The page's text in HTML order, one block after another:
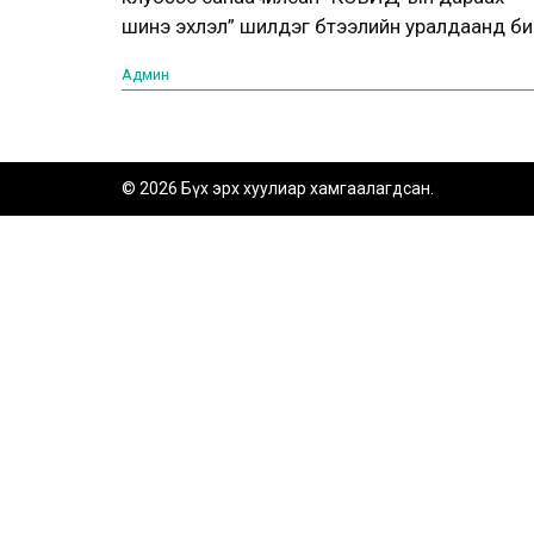
шинэ эхлэл” шилдэг бүтээлийн уралдаанд
Админ
© 2026 Бүх эрх хуулиар хамгаалагдсан.